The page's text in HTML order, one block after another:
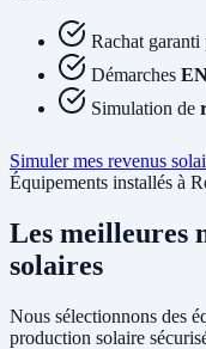
Rachat garanti
Démarches
Simulation de
Simuler mes revenus
Équipements installés à
Les meilleures
solaires
Nous sélectionnons des
production solaire